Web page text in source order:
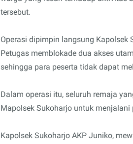
tersebut.
Operasi dipimpin langsung Kapolsek
Petugas memblokade dua akses
sehingga para peserta tidak dapat
Dalam operasi itu, seluruh remaja
Mapolsek Sukoharjo untuk
Kapolsek Sukoharjo AKP Juniko,